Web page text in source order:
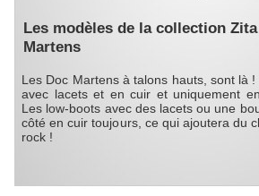
Les modèles de la collection
Martens
Les Doc Martens à talons hauts, sont là
avec lacets et en cuir et uniquement
Les low-boots avec des lacets ou une
côté en cuir toujours, ce qui ajoutera du
rock !